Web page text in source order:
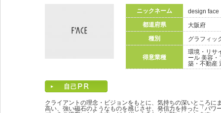
ニックネーム
design face
都道府県
大阪府
種別
グラフィッ
得意業種
環境・リサ
ール 美容
築・不動産
クライアントの理念・ビジョンをもとに、気持ちの深いところに
高い、強い磁石のようなものを感じさせ、発信力を持った「パワ